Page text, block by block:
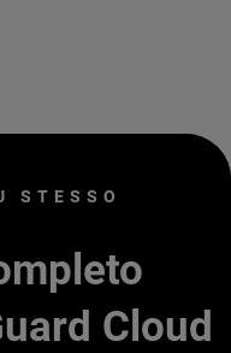
STESSO
Cloud